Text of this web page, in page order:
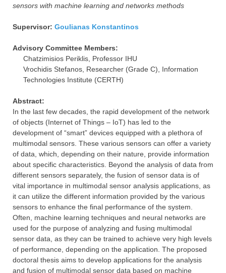
sensors with machine learning and networks methods
Supervisor: Goulianas Konstantinos
Advisory Committee Members:
Chatzimisios Periklis, Professor IHU
Vrochidis Stefanos, Researcher (Grade C), Information
Technologies Institute (CERTH)
Abstract:
In the last few decades, the rapid development of the network
of objects (Internet of Things – IoT) has led to the
development of “smart” devices equipped with a plethora of
multimodal sensors. These various sensors can offer a variety
of data, which, depending on their nature, provide information
about specific characteristics. Beyond the analysis of data from
different sensors separately, the fusion of sensor data is of
vital importance in multimodal sensor analysis applications, as
it can utilize the different information provided by the various
sensors to enhance the final performance of the system.
Often, machine learning techniques and neural networks are
used for the purpose of analyzing and fusing multimodal
sensor data, as they can be trained to achieve very high levels
of performance, depending on the application. The proposed
doctoral thesis aims to develop applications for the analysis
and fusion of multimodal sensor data based on machine